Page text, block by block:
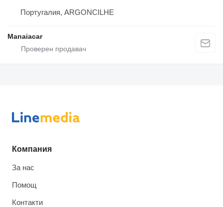
Португалия, ARGONCILHE
Manaiacar
Компания
За нас
Помощ
Контакти